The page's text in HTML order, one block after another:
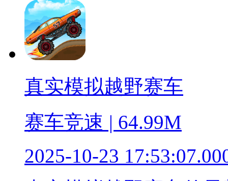
真实模拟越野赛车
赛车竞速 | 64.99M
2025-10-23